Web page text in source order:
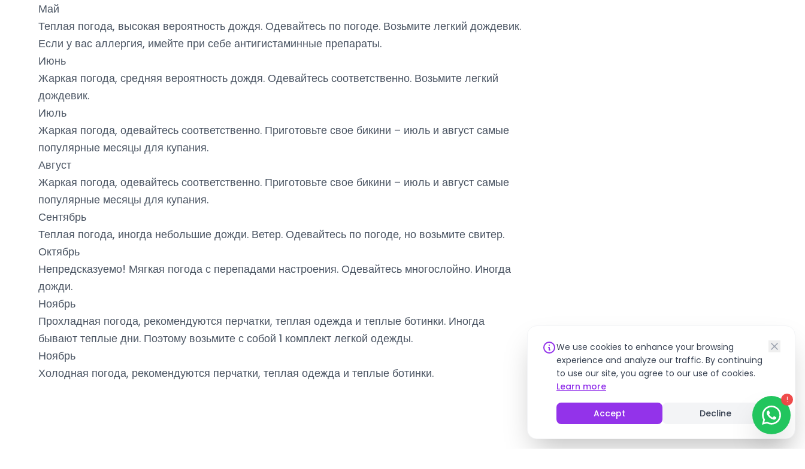
We use cookies to enhance your browsing
experience and analyze our traffic. By continuing
to use our site, you agree to our use of cookies.
Learn more
Accept Decline
Май
Теплая погода, высокая вероятность дождя. Одевайтесь по погоде. Возьмите легкий дождевик.
Если у вас аллергия, имейте при себе антигистаминные препараты.
Июнь
Жаркая погода, средняя вероятность дождя. Одевайтесь соответственно. Возьмите легкий
дождевик.
Июль
Жаркая погода, одевайтесь соответственно. Приготовьте свое бикини – июль и август самые
популярные месяцы для купания.
Август
Жаркая погода, одевайтесь соответственно. Приготовьте свое бикини – июль и август самые
популярные месяцы для купания.
Сентябрь
Теплая погода, иногда небольшие дожди. Ветер. Одевайтесь по погоде, но возьмите свитер.
Октябрь
Непредсказуемо! Мягкая погода с перепадами настроения. Одевайтесь многослойно. Иногда
дожди.
Ноябрь
Прохладная погода, рекомендуются перчатки, теплая одежда и теплые ботинки. Иногда
бывают теплые дни. Поэтому возьмите с собой 1 комплект легкой одежды.
Ноябрь
Холодная погода, рекомендуются перчатки, теплая одежда и теплые ботинки.
4 туристов
туристов смотрят Винный тур в Кахетию
!